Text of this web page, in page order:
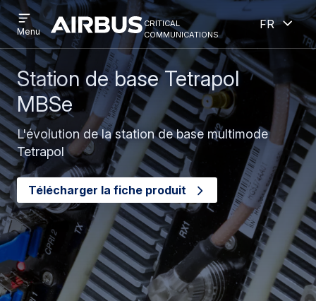
Aller
au
contenu
principal
Skip
to
search
Criticalcommunications
critical
communications
Open
menu
Menu
Ouvert
French
Station de base Tetrapol
MBSe
L'évolution de la station de base multimode
Tetrapol
Télécharger la fiche produit